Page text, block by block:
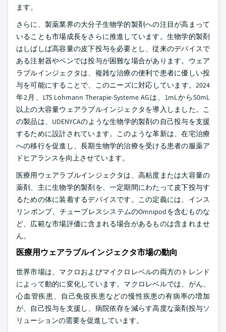
ます。
さらに、製薬業界の大分子生物学的製剤への注目が高まって
いることも市場成長をさらに推進しています。生物学的製剤
はしばしば高容量の皮下投与を必要とし、従来のデバイスで
ある注射器やペンでは投与が困難な場合があります。ウェア
ラブルインジェクタは、複雑な治療の便利で患者に優しい投
与を可能にすることで、このニーズに対応しています。2024
年2月、LTS Lohmann Therapie-Systeme AGは、1mLから50mL
以上の大容量ウェアラブルインジェクタを導入しました。こ
の製品は、UDENYCAのような生物学的製剤の自己投与を支援
するために設計されています。このような革新は、在宅治療
への移行を促進し、長期生物学的治療を受ける患者の服薬ア
ドヒアランスを向上させています。
医療用ウェアラブルインジェクタは、高粘度または大容量の
薬剤、主に生物学的製剤を、一定期間にわたって皮下投与す
るための体に装着するデバイスです。この定義には、インス
リンポンプ、チューブレスシステムのOmnipodを含むものな
ど、広範な市場評価に含まれる場合があるものは含まれませ
ん。
医療用ウェアラブルインジェクタ市場の動向
世界市場は、マクロおよびマイクロレベルの両方のトレンド
によって動的に変化しています。マクロレベルでは、がん、
心血管疾患、自己免疫疾患などの慢性疾患の有病率の増加
が、自己投与を支援し、病院依存を減らす高度な薬剤投与ソ
リューションの需要を促進しています。